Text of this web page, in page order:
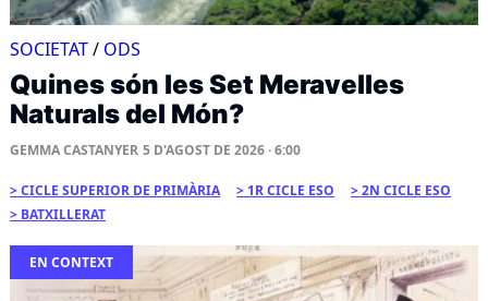
SOCIETAT/ ODS
Quines són les Set Meravelles
Naturals del Món?
GEMMA CASTANYER 5 D'AGOST DE 2026 · 6:00
CICLE SUPERIOR DE PRIMÀRIA 1R CICLE ESO
2N CICLE ESO
BATXILLERAT
EN CONTEXT